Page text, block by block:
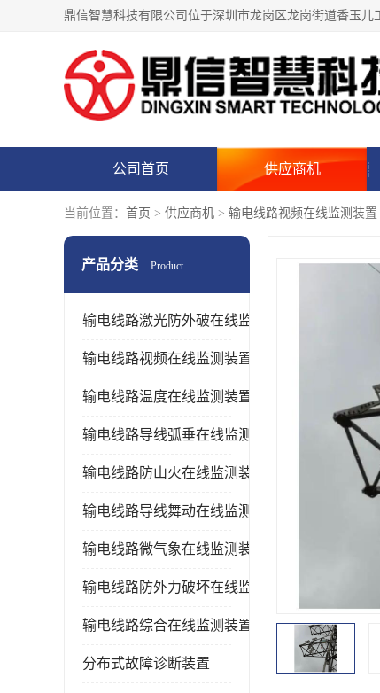
公司首页 供应商机
当前位置： 首页 > 供应商机 > 输电线路视频在线监测装置
产品分类 Product
输电线路激光防外破在线监测装置
输电线路视频在线监测装置
输电线路温度在线监测装置
输电线路导线弧垂在线监测装置
输电线路防山火在线监测装置
输电线路导线舞动在线监测装置
输电线路微气象在线监测装置
输电线路防外力破坏在线监测装置
输电线路综合在线监测装置
分布式故障诊断装置